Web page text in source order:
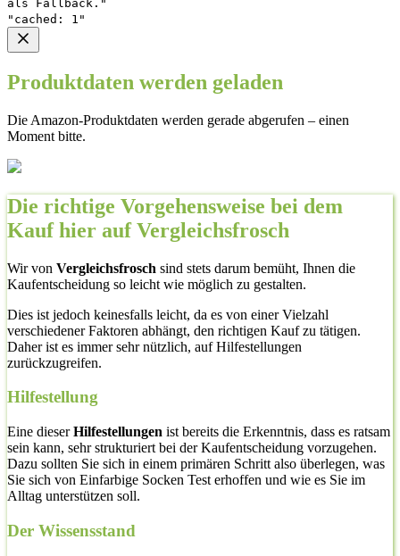
als Fallback."
"cached: 1"
Produktdaten werden geladen
Die Amazon-Produktdaten werden gerade abgerufen – einen
Moment bitte.
Die richtige Vorgehensweise bei dem
Kauf hier auf Vergleichsfrosch
Wir von Vergleichsfrosch sind stets darum bemüht, Ihnen die
Kaufentscheidung so leicht wie möglich zu gestalten.
Dies ist jedoch keinesfalls leicht, da es von einer Vielzahl
verschiedener Faktoren abhängt, den richtigen Kauf zu tätigen.
Daher ist es immer sehr nützlich, auf Hilfestellungen
zurückzugreifen.
Hilfestellung
Eine dieserHilfestellungen ist bereits die Erkenntnis, dass es ratsam
sein kann, sehr strukturiert bei der Kaufentscheidung vorzugehen.
Dazu sollten Sie sich in einem primären Schritt also überlegen, was
Sie sich von Einfarbige Socken Test erhoffen und wie es Sie im
Alltag unterstützen soll.
Der Wissensstand